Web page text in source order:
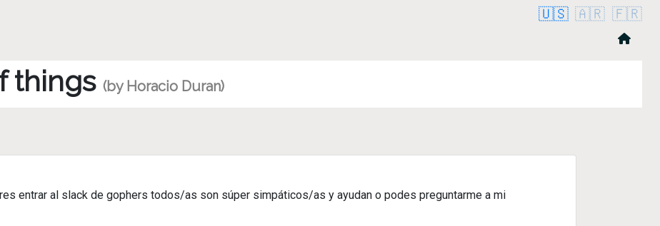
🇺🇸 🇦🇷 🇫🇷
things (by Horacio Duran)
entrar al slack de gophers todos/as son súper simpáticos/as y ayudan o podes preguntarme a mi